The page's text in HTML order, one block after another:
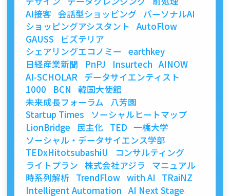
AI接客 会話型ショッピング
パーソナルAI
ショッピングアシスタント
AutoFlow
GAUSS
ビズテリア
シェアリングエコノミー
earthkey
日経産業新聞
PnPJ Insurtech AINOW
AI-SCHOLAR
データサイエンティスト
1000
BCN
韓国大使館
未来成長フォーラム
八芳園
Startup Times
ソーシャルヒートマップ
LionBridge 民主化 TED 一橋大学
ソーシャル・データサイエンス学部
TEDxHitotsubashiU
コンサルティング
ライトプラン 株式会社アジラ
マニュアル
時系列解析 TrendFlow with AI
TRaiNZ
Intelligent Automation AI Next Stage